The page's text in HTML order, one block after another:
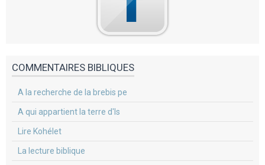
COMMENTAIRES BIBLIQUES
A la recherche de la brebis pe
A qui appartient la terre d'Is
Lire Kohélet
La lecture biblique